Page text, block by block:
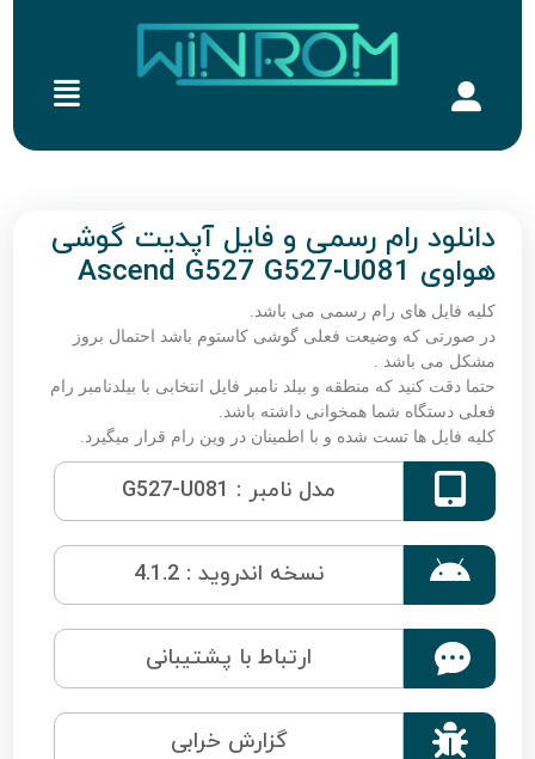
دانلود رام رسمی و فایل آپدیت گوشی
هواوی Ascend G527 G527-U081
کلیه فایل های رام رسمی می باشد.
در صورتی که وضیعت فعلی گوشی کاستوم باشد احتمال بروز
مشکل می باشد .
حتما دقت کنید که منطقه و بیلد نامبر فایل انتخابی با بیلدنامبر رام
فعلی دستگاه شما همخوانی داشته باشد.
کلیه فایل ها تست شده و با اطمینان در وین رام قرار میگیرد.
 مدل نامبر : G527-U081
 نسخه اندروید : 4.1.2
ارتباط با پشتیبانی
 گزارش خرابی